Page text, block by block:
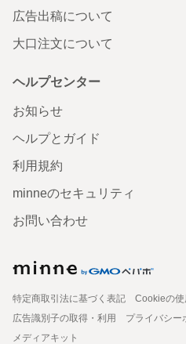
広告出稿について
大口注文について
ヘルプセンター
お知らせ
ヘルプとガイド
利用規約
minneのセキュリティ
お問い合わせ
特定商取引法に基づく表記
Cookieの使
広告識別子の取得・利用
プライバシー
メディアキット